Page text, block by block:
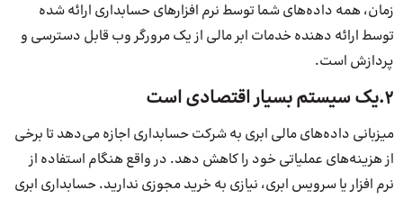
زمان، همه داده‌های شما توسط نرم افزارهای حسابداری ارائه شده
توسط ارائه دهنده خدمات ابر مالی از یک مرورگر وب قابل دسترسی و
پردازش است.
2.یک سیستم بسیار اقتصادی است
میزبانی داده‌های مالی ابری به شرکت حسابداری اجازه می‌دهد تا برخی
از هزینه‌های عملیاتی خود را کاهش دهد. در واقع هنگام استفاده از
نرم افزار یا سرویس ابری، نیازی به خرید مجوزی ندارید. حسابداری ابری